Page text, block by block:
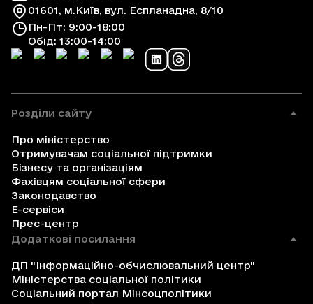
01601, м.Київ, вул. Еспланадна, 8/10
Пн-Пт: 9:00-18:00
Обід: 13:00-14:00
Розділи сайту
Про міністерство
Отримувачам соціальної підтримки
Бізнесу та організаціям
Фахівцям соціальної сфери
Законодавство
Е-сервіси
Прес-центр
Додаткові посилання
ДП "Інформаційно-обчислювальний центр"
Міністерства соціальної політики
Соціальний портал Мінсоцполітики